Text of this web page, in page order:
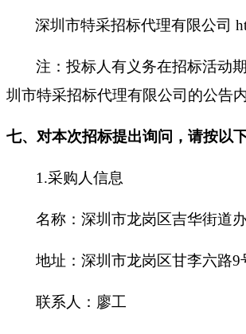
深圳市特采招标代理有限公司
注：投标人有义务在招标活动
圳市特采招标代理有限公司的公告内
七、对本次招标提出询问，请按以
1.采购人信息
名称：深圳市龙岗区吉华街道
地址：深圳市龙岗区甘李六路9
联系人：廖工